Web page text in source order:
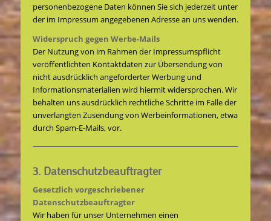
personenbezogene Daten können Sie sich jederzeit unter
der im Impressum angegebenen Adresse an uns wenden.
Widerspruch gegen Werbe-Mails
Der Nutzung von im Rahmen der Impressumspflicht
veröffentlichten Kontaktdaten zur Übersendung von
nicht ausdrücklich angeforderter Werbung und
Informationsmaterialien wird hiermit widersprochen. Wir
behalten uns ausdrücklich rechtliche Schritte im Falle der
unverlangten Zusendung von Werbeinformationen, etwa
durch Spam-E-Mails, vor.
3. Datenschutzbeauftragter
Gesetzlich vorgeschriebener
Datenschutzbeauftragter
Wir haben für unser Unternehmen einen